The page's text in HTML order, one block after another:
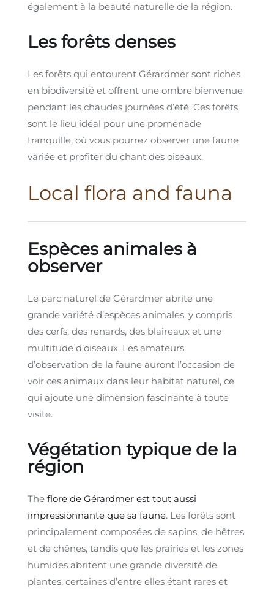
également à la beauté naturelle de la région.
Les forêts denses
Les forêts qui entourent Gérardmer sont riches
en biodiversité et offrent une ombre bienvenue
pendant les chaudes journées d’été. Ces forêts
sont le lieu idéal pour une promenade
tranquille, où vous pourrez observer une faune
variée et profiter du chant des oiseaux.
Local flora and fauna
Espèces animales à
observer
Le parc naturel de Gérardmer abrite une
grande variété d’espèces animales, y compris
des cerfs, des renards, des blaireaux et une
multitude d’oiseaux. Les amateurs
d’observation de la faune auront l’occasion de
voir ces animaux dans leur habitat naturel, ce
qui ajoute une dimension fascinante à toute
visite.
Végétation typique de la
région
The flore de Gérardmer est tout aussi
impressionnante que sa faune. Les forêts sont
principalement composées de sapins, de hêtres
et de chênes, tandis que les prairies et les zones
humides abritent une grande diversité de
plantes, certaines d’entre elles étant rares et